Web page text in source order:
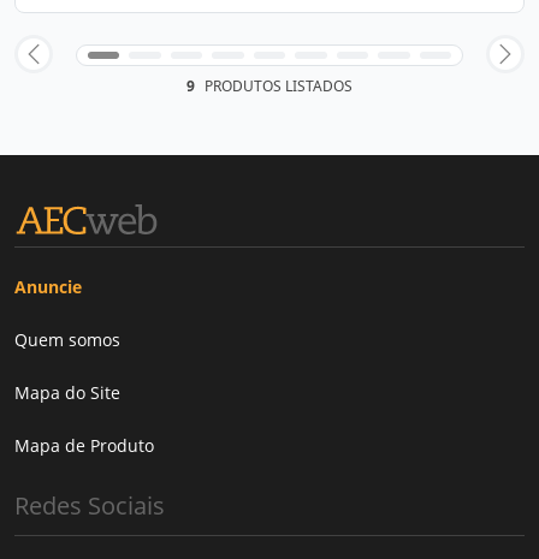
9 PRODUTOS LISTADOS
Anuncie
Quem somos
Mapa do Site
Mapa de Produto
Redes Sociais